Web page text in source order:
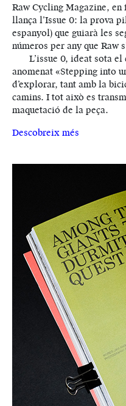
Raw Cycling Magazine,
llança l’Issue 0: la prova
espanyol) que guiarà les
números per any que Raw
L’issue 0, ideat sota el
anomenat «Stepping into
d’explorar, tant amb la
camins. I tot això es
maquetació de la peça.
Descobreix més